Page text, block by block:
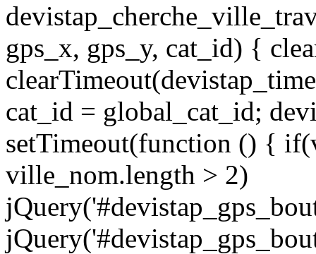
gps_x, gps_y, cat_id) {
cat_id = global_cat_id;
setTimeout(function () {
ville_nom.length > 2)